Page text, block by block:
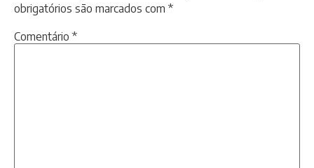
obrigatórios são marcados com *
Comentário *